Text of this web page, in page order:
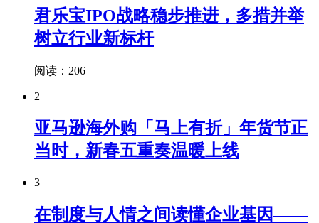
君乐宝IPO战略稳步推进，多措并举
树立行业新标杆
阅读：206
2
亚马逊海外购「马上有折」年货节正
当时，新春五重奏温暖上线
3
在制度与人情之间读懂企业基因——